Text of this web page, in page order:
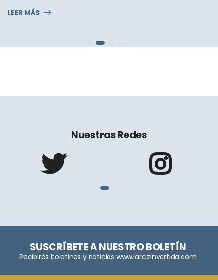
LEER MÁS
Nuestras Redes
SUSCRÍBETE A NUESTRO BOLETÍN
Recibirás boletines y noticias www.laraizinvertida.com